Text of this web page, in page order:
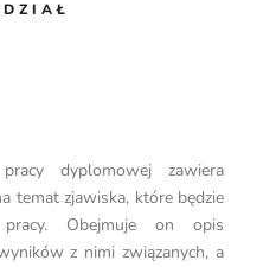
dyplomowej zawiera
temat zjawiska, które będzie
Obejmuje on opis
z nimi związanych, a